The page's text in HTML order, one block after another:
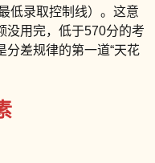
低录取控制线）。这意
没用完，低于570分的考
分差规律的第一道“天花